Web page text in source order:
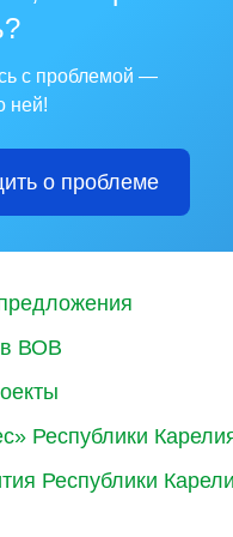
с проблемой —
ней!
о проблеме
ВОВ
Республики
Республики